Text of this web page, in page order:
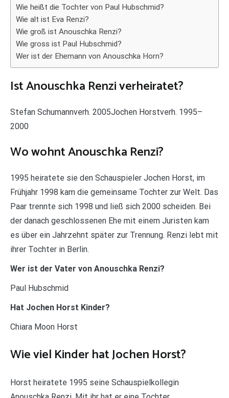
Wie heißt die Tochter von Paul Hubschmid?
Wie alt ist Eva Renzi?
Wie groß ist Anouschka Renzi?
Wie gross ist Paul Hubschmid?
Wer ist der Ehemann von Anouschka Horn?
Ist Anouschka Renzi verheiratet?
Stefan Schumannverh. 2005Jochen Horstverh. 1995–
2000
Wo wohnt Anouschka Renzi?
1995 heiratete sie den Schauspieler Jochen Horst, im
Frühjahr 1998 kam die gemeinsame Tochter zur Welt. Das
Paar trennte sich 1998 und ließ sich 2000 scheiden. Bei
der danach geschlossenen Ehe mit einem Juristen kam
es über ein Jahrzehnt später zur Trennung. Renzi lebt mit
ihrer Tochter in Berlin.
Wer ist der Vater von Anouschka Renzi?
Paul Hubschmid
Hat Jochen Horst Kinder?
Chiara Moon Horst
Wie viel Kinder hat Jochen Horst?
Horst heiratete 1995 seine Schauspielkollegin